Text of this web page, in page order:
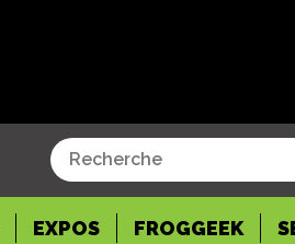
EXPOS FROGGEEK